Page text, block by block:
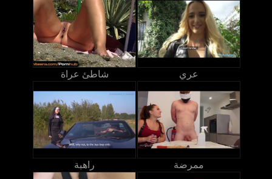
شاطئ عراة عري
راهبة ممرضة